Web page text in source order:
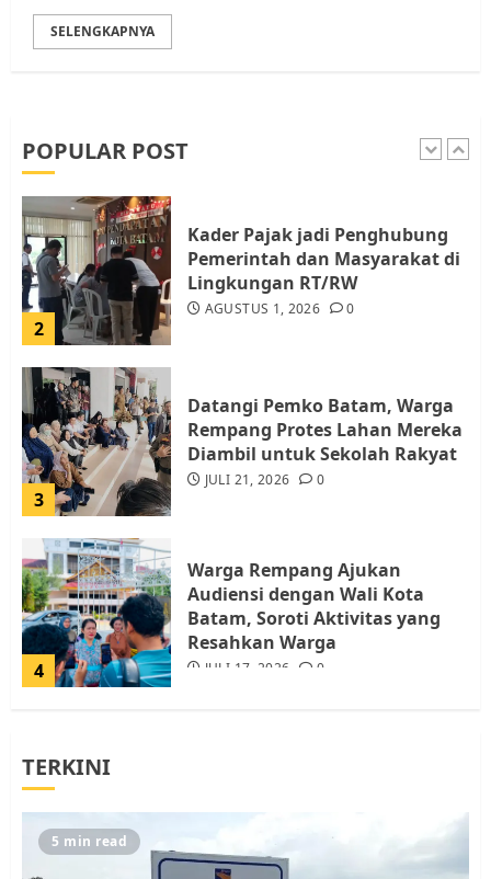
SELENGKAPNYA
POPULAR POST
1
2
Kader Pajak jadi Penghubung
Pemerintah dan Masyarakat di
Lingkungan RT/RW
AGUSTUS 1, 2026 0
3
Datangi Pemko Batam, Warga
Rempang Protes Lahan Mereka
Diambil untuk Sekolah Rakyat
JULI 21, 2026 0
4
Warga Rempang Ajukan
Audiensi dengan Wali Kota
Batam, Soroti Aktivitas yang
Resahkan Warga
JULI 17, 2026 0
5
TERKINI
5 min read